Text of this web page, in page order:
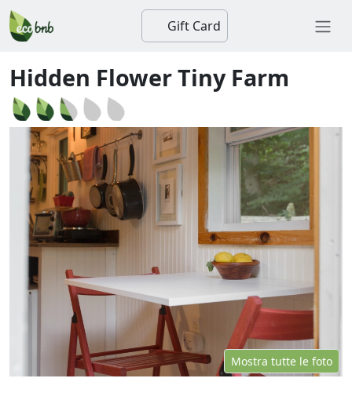
Gift Card
Hidden Flower Tiny Farm
Mostra tutte le foto